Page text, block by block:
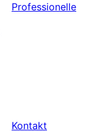
Professionelle
Kontakt